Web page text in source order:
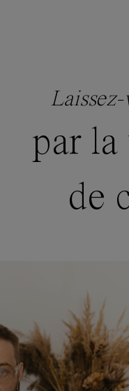
Laissez-
par la
de